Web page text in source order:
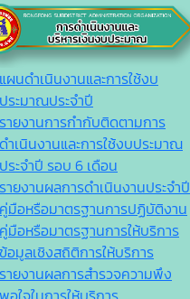
แผนดำเนินงานและการใช้งบ
ประมาณประจำปี
รายงานการกำกับติดตามการ
ดำเนินงานและการใช้งบประมาณ
ประจำปี รอบ 6 เดือน
รายงานผลการดำเนินงานประจำปี
คู่มือหรือมาตรฐานการปฏิบัติงาน
คู่มือหรือมาตรฐานการให้บริการ
ข้อมูลเชิงสถิติการให้บริการ
รายงานผลการสำรวจความพึง